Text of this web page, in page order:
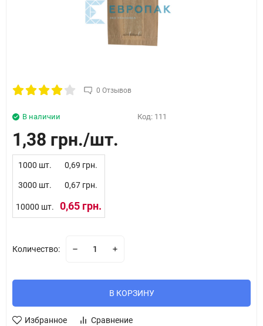
0 Отзывов
В наличии Код: 111
1,38 грн.
1000 шт. 0,69 грн.
3000 шт. 0,67 грн.
10000 шт. 0,65 грн.
Количество:
В КОРЗИНУ
Избранное Сравнение